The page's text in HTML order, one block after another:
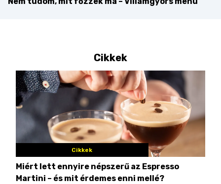
Cikkek
Cikkek
Miért lett ennyire népszerű az Espresso
Martini – és mit érdemes enni mellé?